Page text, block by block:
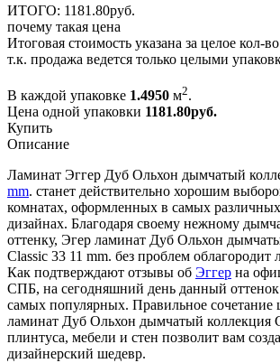
ИТОГО: 1181.80руб.
почему такая цена
Итоговая стоимость указана за целое кол-
т.к. продажа ведется только целыми
В каждой упаковке 1.4950 м2.
Цена одной упаковки 1181.80руб.
Купить
Описание
Ламинат Эггер Дуб Ольхон дымчатый
mm. станет действительно хорошим
комнатах, оформленных в самых
дизайнах. Благодаря своему нежному
оттенку, Эгер ламинат Дуб Ольхон
Classic 33 11 mm. без проблем облагородит
Как подтверждают отзывы об Эггер на
СПБ, на сегодняшний день данный оттенок
самых популярных. Правильное сочетание
ламинат Дуб Ольхон дымчатый коллекция
плинтуса, мебели и стен позволит вам
дизайнерский шедевр.